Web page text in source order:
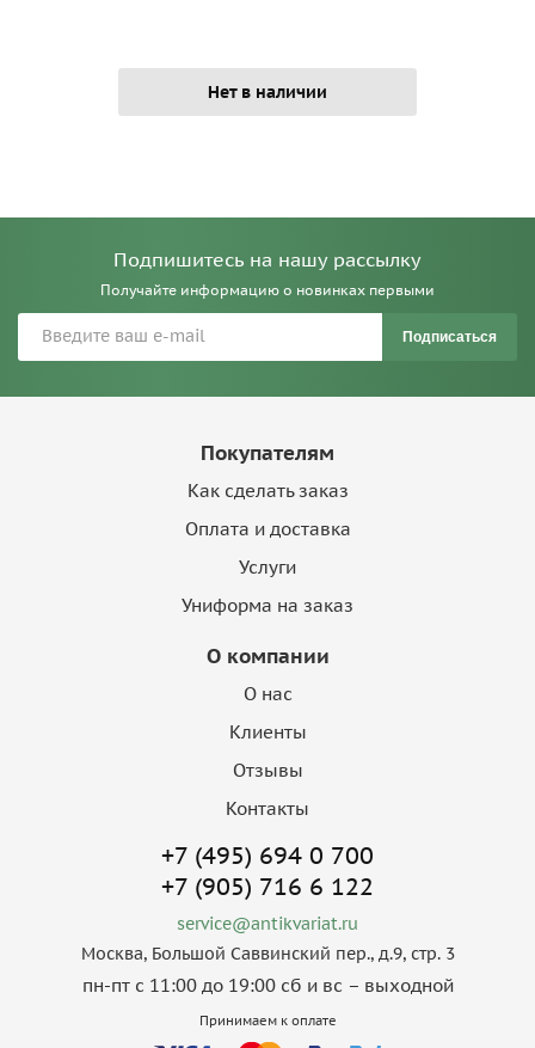
Нет в наличии
Подпишитесь на нашу рассылку
Получайте информацию о новинках первыми
Подписаться
Покупателям
Как сделать заказ
Оплата и доставка
Услуги
Униформа на заказ
О компании
О нас
Клиенты
Отзывы
Контакты
+7 (495) 694 0 700
+7 (905) 716 6 122
service@antikvariat.ru
Москва, Большой Саввинский пер., д.9, стр. 3
пн-пт с 11:00 до 19:00 сб и вс – выходной
Принимаем к оплате